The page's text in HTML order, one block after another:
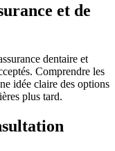
et de
dentaire et
Comprendre les
idée claire des options
plus tard.